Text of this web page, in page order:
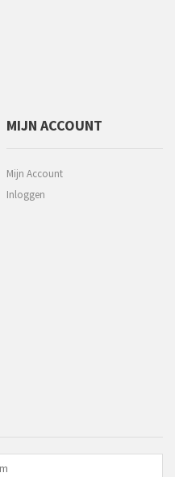
MIJN ACCOUNT
Mijn Account
Inloggen